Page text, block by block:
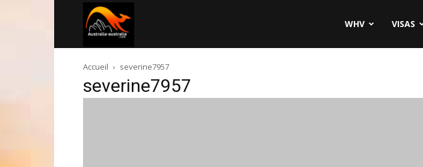
australie.com
WHV VISAS
Accueil severine7957
severine7957